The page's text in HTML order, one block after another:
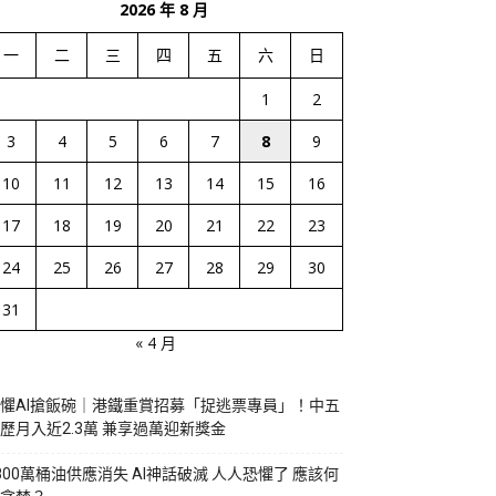
2026 年 8 月
一 二 三 四 五 六 日
1
2
3
4 5 6 7 8
9
10
11 12 13 14 15
16
17
18 19 20 21 22
23
24
25 26 27 28 29
30
31
« 4 月
AI搶飯碗｜港鐵重賞招募「捉逃票專員」！中五
月入近2.3萬 兼享過萬迎新獎金
萬桶油供應消失 AI神話破滅 人人恐懼了 應該何